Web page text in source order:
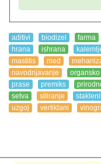
aditivi biodizel farma
hrana
ishrana
mastitis
med
navodnjavanje
organsko
prase
premiks
setva
siliranje
uzgoj
vertiklani